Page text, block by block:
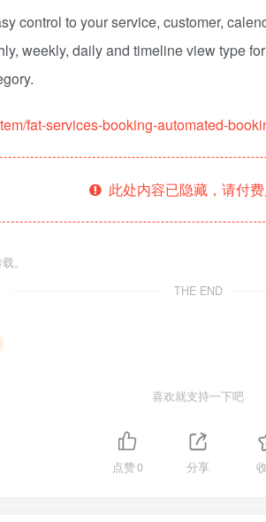
control to your service, customer,
weekly, daily and timeline view type
fat-services-booking-automated-
此处内容已隐藏，请付
。
THE END
喜欢就支持一下吧
点赞0 分享